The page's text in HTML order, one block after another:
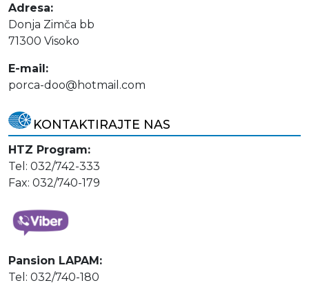
Adresa:
Donja Zimča bb
71300 Visoko
E-mail:
porca-doo@hotmail.com
KONTAKTIRAJTE NAS
HTZ Program:
Tel: 032/742-333
Fax: 032/740-179
Pansion LAPAM:
Tel: 032/740-180